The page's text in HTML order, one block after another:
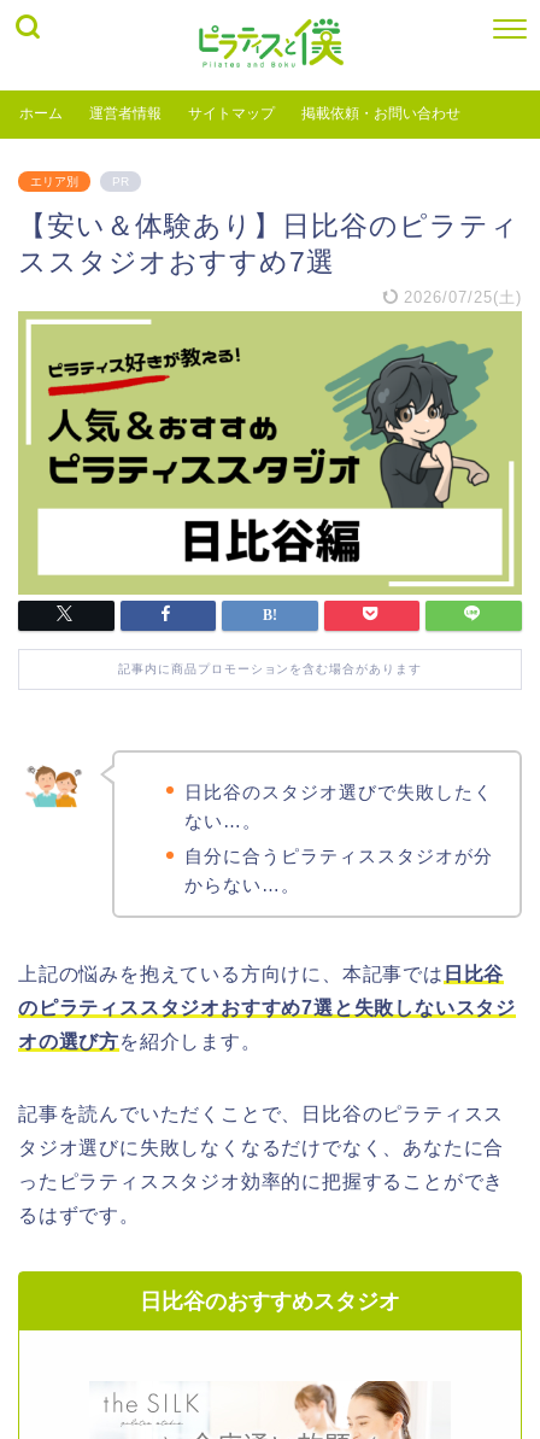
ホーム 運営者情報 サイトマップ 掲載依頼・お問い合わせ
エリア別 PR
【安い＆体験あり】日比谷のピラティ
ススタジオおすすめ7選
2026/07/25(土)
記事内に商品プロモーションを含む場合があります
日比谷のスタジオ選びで失敗したく
ない…。
自分に合うピラティススタジオが分
からない…。
上記の悩みを抱えている方向けに、本記事では 日比谷
のピラティススタジオおすすめ7選と失敗しないスタジ
オの選び方を紹介します。
記事を読んでいただくことで、日比谷のピラティスス
タジオ選びに失敗しなくなるだけでなく、あなたに合
ったピラティススタジオ効率的に把握することができ
るはずです。
日比谷のおすすめスタジオ